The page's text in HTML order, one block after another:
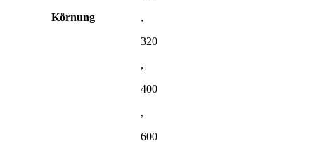
Körnung
,
320
,
400
,
600